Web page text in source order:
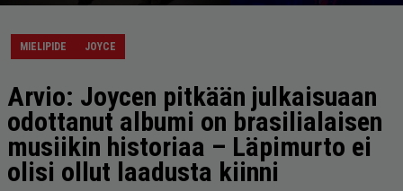
MIELIPIDE JOYCE
Arvio: Joycen pitkään julkaisuaan
odottanut albumi on brasilialaisen
musiikin historiaa – Läpimurto ei
olisi ollut laadusta kiinni